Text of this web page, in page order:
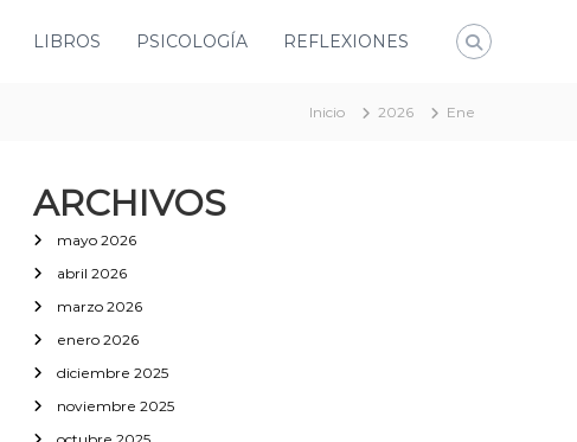
LIBROS PSICOLOGÍA REFLEXIONES
Inicio 2026 Ene
ARCHIVOS
mayo 2026
abril 2026
marzo 2026
enero 2026
diciembre 2025
noviembre 2025